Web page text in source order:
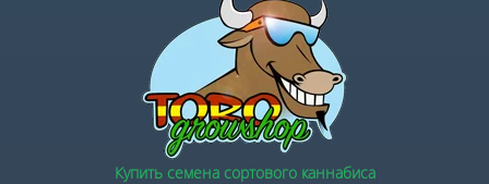
Купить семена сортового каннабиса